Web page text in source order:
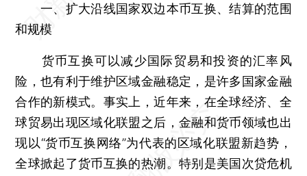
一、扩大沿线国家双边本币互换、结算的范围
和规模
货币互换可以减少国际贸易和投资的汇率风
险，也有利于维护区域金融稳定，是许多国家金融
合作的新模式。事实上，近年来，在全球经济、全
球贸易出现区域化联盟之后，金融和货币领域也出
现以“货币互换网络”为代表的区域化联盟新趋势，
全球掀起了货币互换的热潮。特别是美国次贷危机